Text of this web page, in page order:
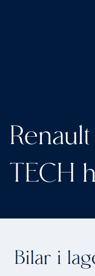
TECH
Bilar i